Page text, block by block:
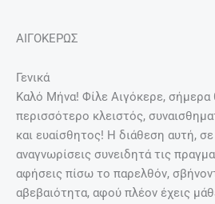
ΑΙΓΟΚΕΡΩΣ
Γενικά
Καλό Μήνα! Φίλε Αιγόκερε, σήμερα
περισσότερο κλειστός,
και ευαίσθητος! Η διάθεση αυτή,
αναγνωρίσεις συνειδητά τις
αφήσεις πίσω το παρελθόν,
αβεβαιότητα, αφού πλέον έχεις